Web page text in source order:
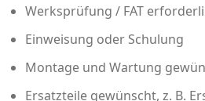
Werksprüfung / FAT
Einweisung oder Schulung
Montage und Wartung
Ersatzteile gewünscht, z. B.